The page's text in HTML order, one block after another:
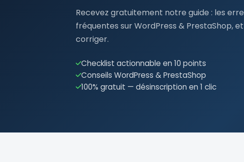
Recevez gratuitement notre guide : les
fréquentes sur WordPress & PrestaShop,
corriger.
Checklist actionnable en 10 points
Conseils WordPress & PrestaShop
100% gratuit — désinscription en 1 clic